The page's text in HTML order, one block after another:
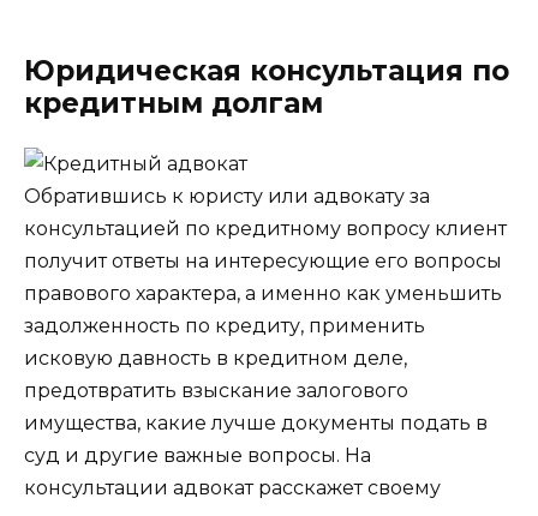
Юридическая консультация по
кредитным долгам
Обратившись к юристу или адвокату за
консультацией по кредитному вопросу клиент
получит ответы на интересующие его вопросы
правового характера, а именно как уменьшить
задолженность по кредиту, применить
исковую давность в кредитном деле,
предотвратить взыскание залогового
имущества, какие лучше документы подать в
суд и другие важные вопросы. На
консультации адвокат расскажет своему